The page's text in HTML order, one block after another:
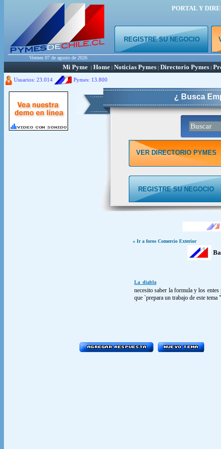
PORTAL Y
REGISTRE SU NEGOCIO
Viernes 07 de agosto de 2026
Mi Pyme | Home | Noticias Pymes | Directorio Pymes |
Usuarios: 23.014 Pymes: 13.800
¿ Busca
VER DIRECTORIO PYMES
REGISTRE SU NEGOCIO
« Ir a foros Comercio Exterior
La_diabla
necesito saber la formula y los
que `prepara un trabajo de este